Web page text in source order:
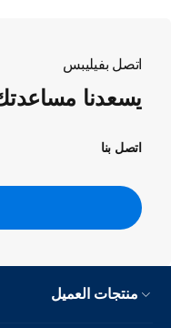
اتصل بفيليبس
يسعدنا مساعدتك
اتصل بنا
منتجات العميل